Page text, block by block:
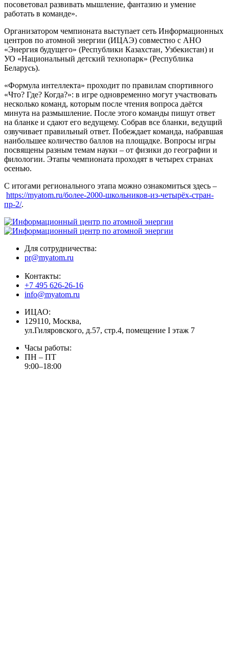
посоветовал развивать мышление, фантазию и умение
работать в команде».
Организатором чемпионата выступает сеть Информационных
центров по атомной энергии (ИЦАЭ) совместно с АНО
«Энергия будущего» (Республики Казахстан, Узбекистан) и
УО «Национальный детский технопарк» (Республика
Беларусь).
«Формула интеллекта» проходит по правилам спортивного
«Что? Где? Когда?»: в игре одновременно могут участвовать
несколько команд, которым после чтения вопроса даётся
минута на размышление. После этого команды пишут ответ
на бланке и сдают его ведущему. Собрав все бланки, ведущий
озвучивает правильный ответ. Побеждает команда, набравшая
наибольшее количество баллов на площадке. Вопросы игры
посвящены разным темам науки – от физики до географии и
филологии. Этапы чемпионата проходят в четырех странах
осенью.
С итогами регионального этапа можно ознакомиться здесь –
https://myatom.ru/более-2000-школьников-из-четырёх-стран-
пр-2/.
Для сотрудничества:
pr@myatom.ru
Контакты:
+7 495 626-26-16
info@myatom.ru
ИЦАО:
129110, Москва,
ул.Гиляровского, д.57, стр.4, помещение I этаж 7
Часы работы:
ПН – ПТ
9:00–18:00